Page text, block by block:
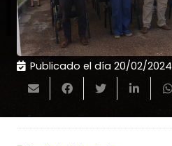
Publicado el día 20/02/2024